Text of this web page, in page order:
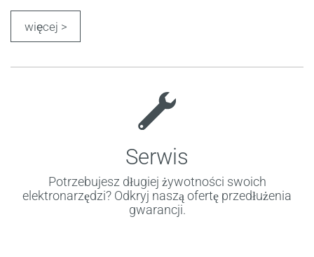
więcej >
Serwis
Potrzebujesz długiej żywotności swoich
elektronarzędzi? Odkryj naszą ofertę przedłużenia
gwarancji.